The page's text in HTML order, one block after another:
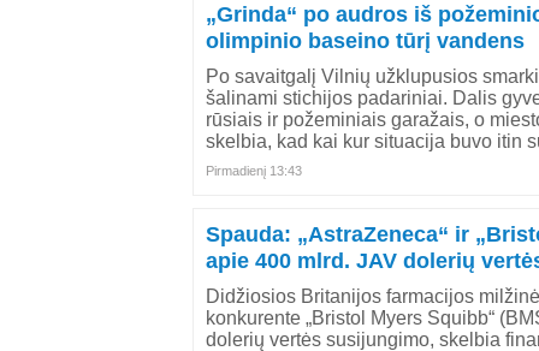
„Grinda“ po audros iš
olimpinio baseino tūrį vandens
Po savaitgalį Vilnių užklupusios
šalinami stichijos padariniai. Dalis
rūsiais ir požeminiais garažais, o
skelbia, kad kai kur situacija buvo itin
Pirmadienį 13:43
Spauda: „AstraZeneca“ ir
apie 400 mlrd. JAV dolerių
Didžiosios Britanijos farmacijos
konkurente „Bristol Myers Squibb“
dolerių vertės susijungimo, skelbia